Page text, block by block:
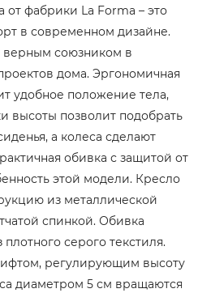
фабрики La Forma – это
в современном дизайне.
союзником в
дома. Эргономичная
удобное положение тела,
высоты позволит подобрать
а колеса сделают
обивка с защитой от
этой модели. Кресло
из металлической
спинкой. Обивка
серого текстиля.
регулирующим высоту
диаметром 5 см вращаются